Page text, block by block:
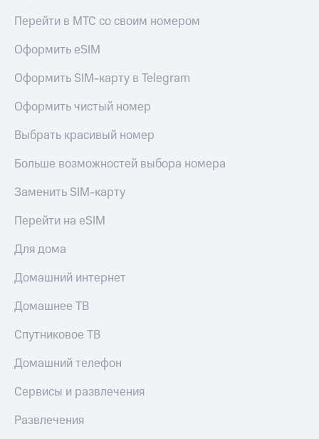
Перейти в МТС со своим номером
Оформить eSIM
Оформить SIM-карту в Telegram
Оформить чистый номер
Выбрать красивый номер
Больше возможностей выбора номера
Заменить SIM-карту
Перейти на eSIM
Для дома
Домашний интернет
Домашнее ТВ
Спутниковое ТВ
Домашний телефон
Сервисы и развлечения
Развлечения